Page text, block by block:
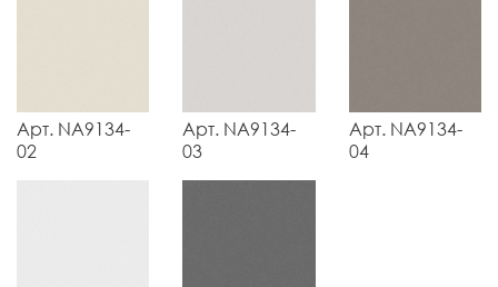
Арт. NA9134-
02
Арт. NA9134-
03
Арт. NA9134-
04